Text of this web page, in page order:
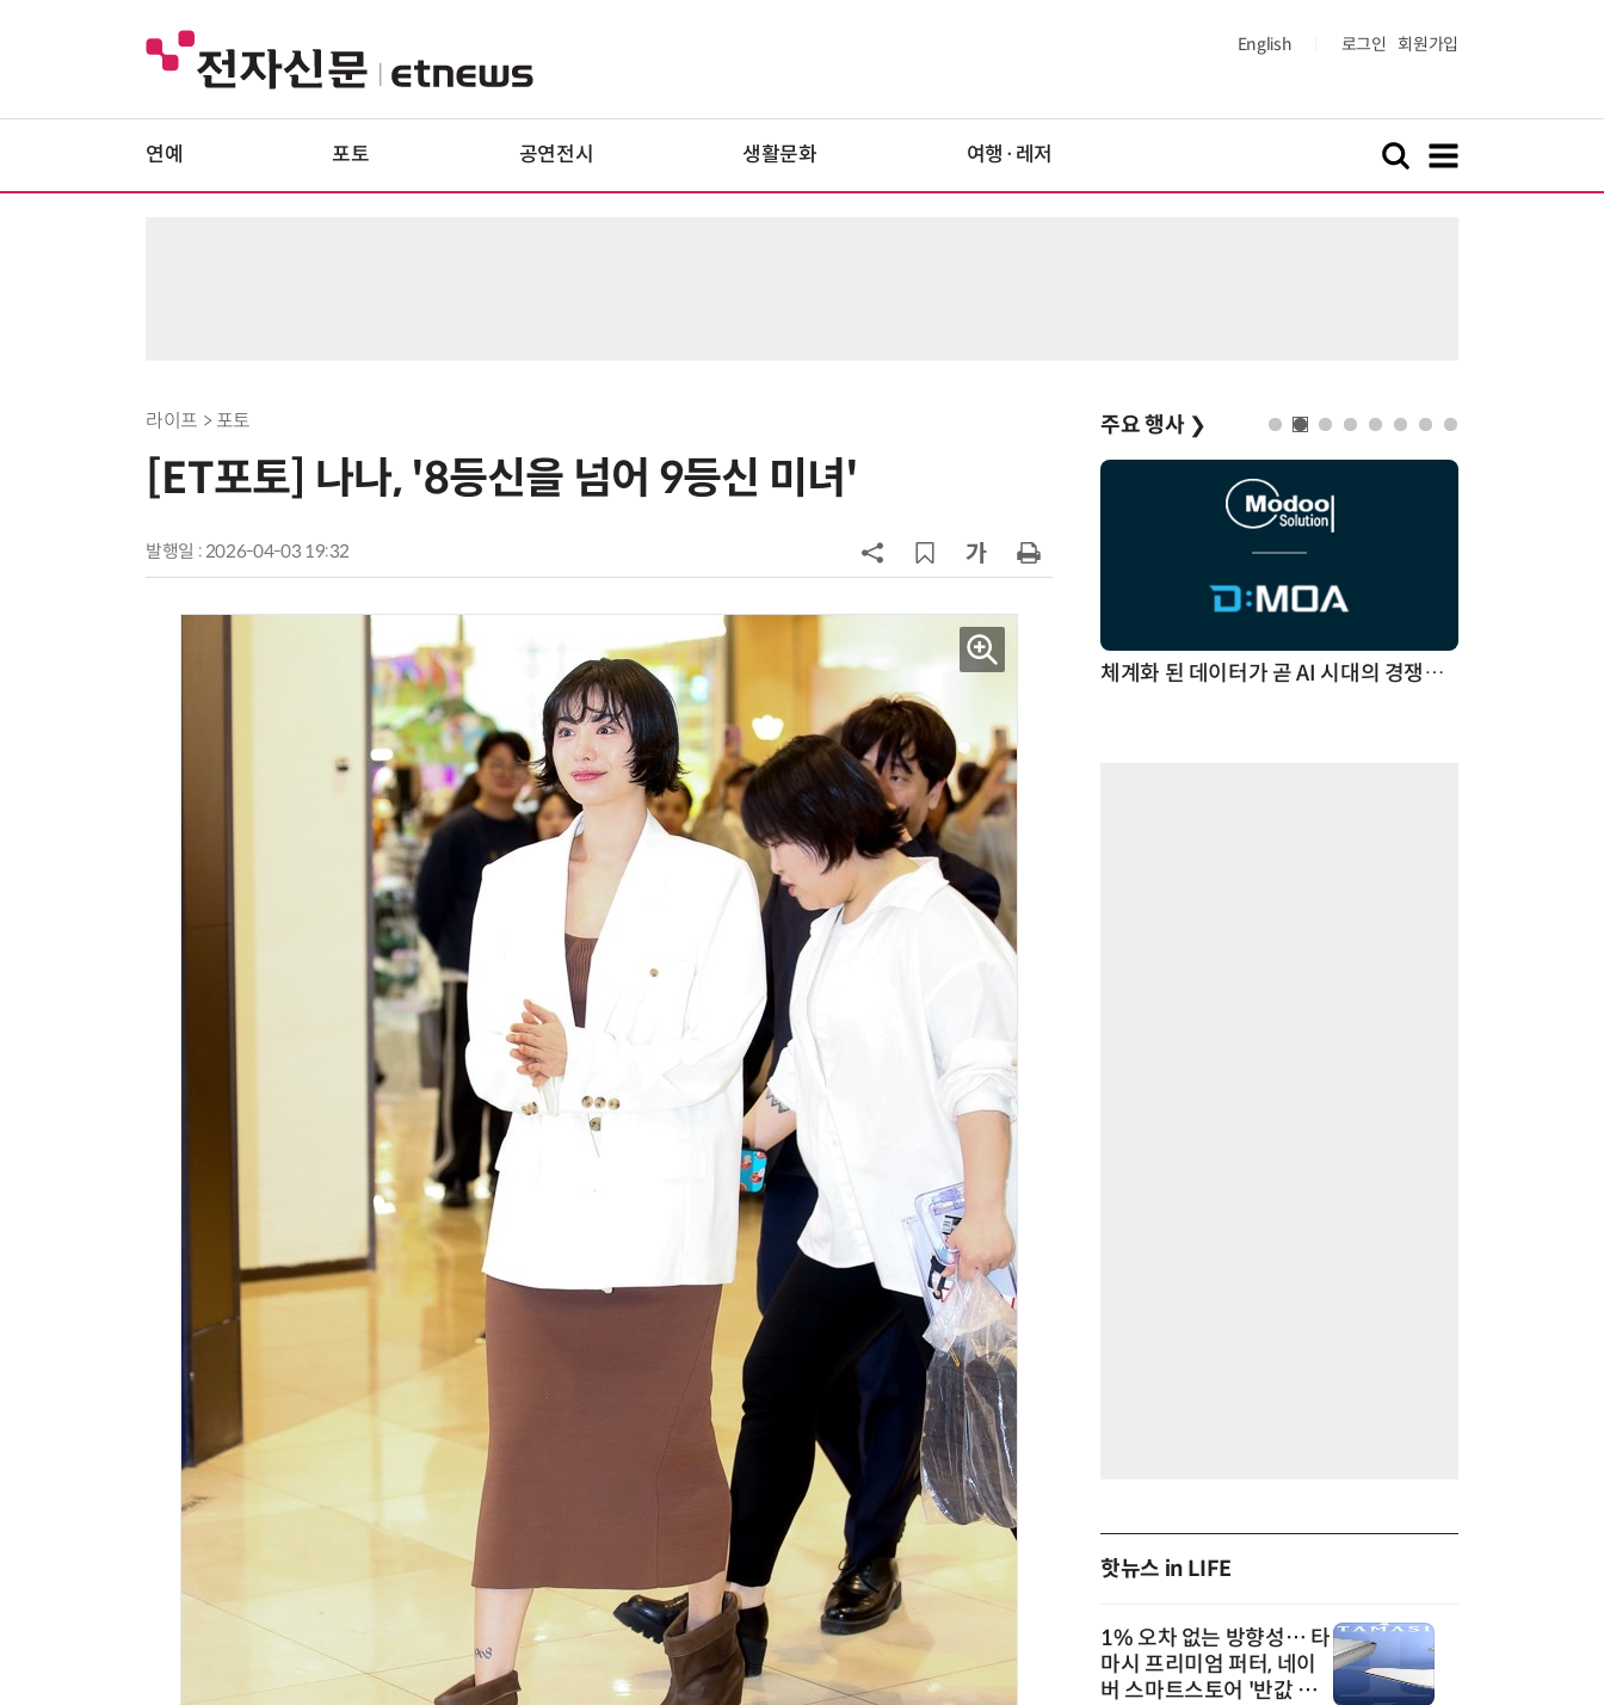
English 로그인 회원가입
연예 포토 공연전시 생활문화 여행·레저
라이프 > 포토
[ET포토] 나나, '8등신을 넘어 9등신 미녀'
발행일 : 2026-04-03 19:32
주요 행사 ❯
AI Native Enterprise를 지원하는 AI Ready Data 플랫폼 활용 전략 체계화 된 데이터가 곧 AI 시대의 경쟁력이다
핫뉴스 in LIFE
1% 오차 없는 방향성… 타
마시 프리미엄 퍼터, 네이
버 스마트스토어 '반값 할